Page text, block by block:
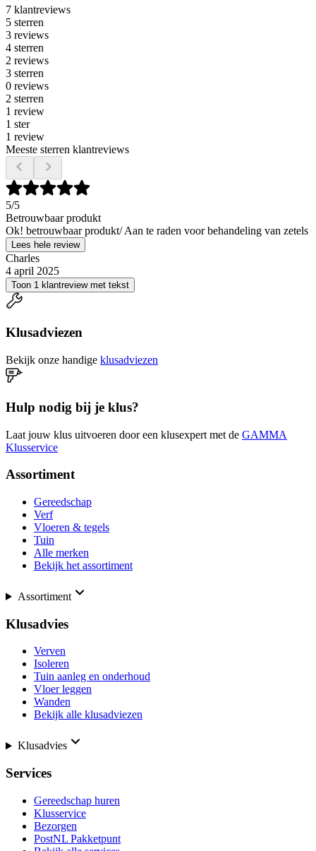
7 klantreviews
5 sterren
3 reviews
4 sterren
2 reviews
3 sterren
0 reviews
2 sterren
1 review
1 ster
1 review
Meeste sterren klantreviews
5/5
Betrouwbaar produkt
Ok! betrouwbaar produkt/ Aan te raden voor behandeling van zetels
Lees hele review
Charles
4 april 2025
Toon 1 klantreview met tekst
Klusadviezen
Bekijk onze handige klusadviezen
Hulp nodig bij je klus?
Laat jouw klus uitvoeren door een klusexpert met de GAMMA
Klusservice
Assortiment
Gereedschap
Verf
Vloeren & tegels
Tuin
Alle merken
Bekijk het assortiment
Assortiment
Klusadvies
Verven
Isoleren
Tuin aanleg en onderhoud
Vloer leggen
Wanden
Bekijk alle klusadviezen
Klusadvies
Services
Gereedschap huren
Klusservice
Bezorgen
PostNL Pakketpunt